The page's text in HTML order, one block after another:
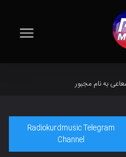
به نام مجبور
Radiokurdmusic Telegram
Channel